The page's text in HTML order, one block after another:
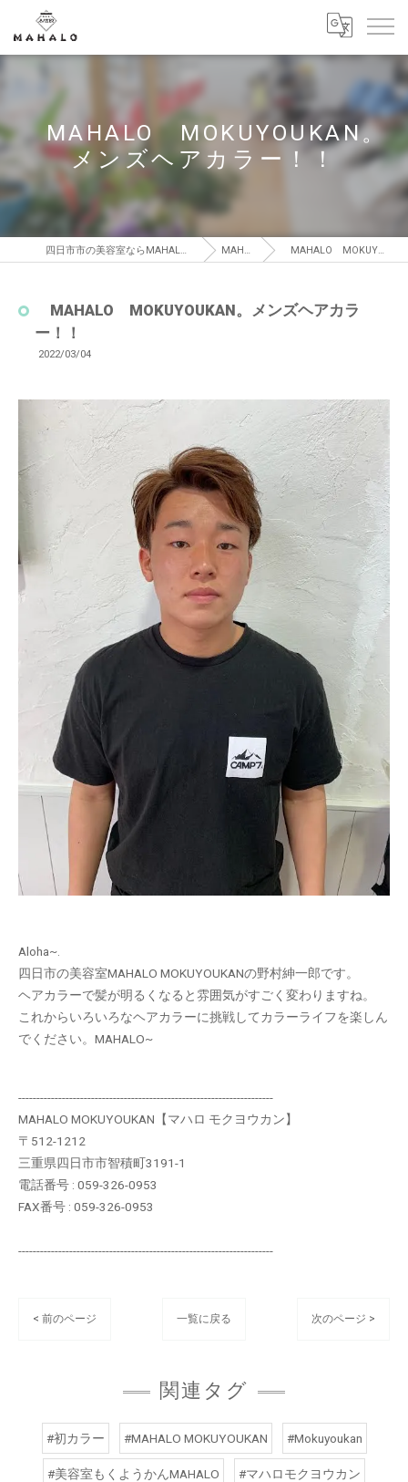
MAHALO MOKUYOUKAN。
メンズヘアカラー！！
四日市市の美容室ならMAHALO MOKUYOUKAN【マハロ モクヨウカン】 MAHALO BLOG MAHALO MOKUYOUKAN。メンズヘアカラー！！
MAHALO MOKUYOUKAN。メンズヘアカラ
ー！！
2022/03/04
Aloha~.
四日市の美容室MAHALO MOKUYOUKANの野村紳一郎です。
ヘアカラーで髪が明るくなると雰囲気がすごく変わりますね。
これからいろいろなヘアカラーに挑戦してカラーライフを楽しん
でください。MAHALO~
----------------------------------------------------------------------
MAHALO MOKUYOUKAN【マハロ モクヨウカン】
〒512-1212
三重県四日市市智積町3191-1
電話番号 : 059-326-0953
FAX番号 : 059-326-0953
----------------------------------------------------------------------
< 前のページ 一覧に戻る 次のページ >
関連タグ
#初カラー #MAHALO MOKUYOUKAN #Mokuyoukan
#美容室もくようかんMAHALO #マハロモクヨウカン